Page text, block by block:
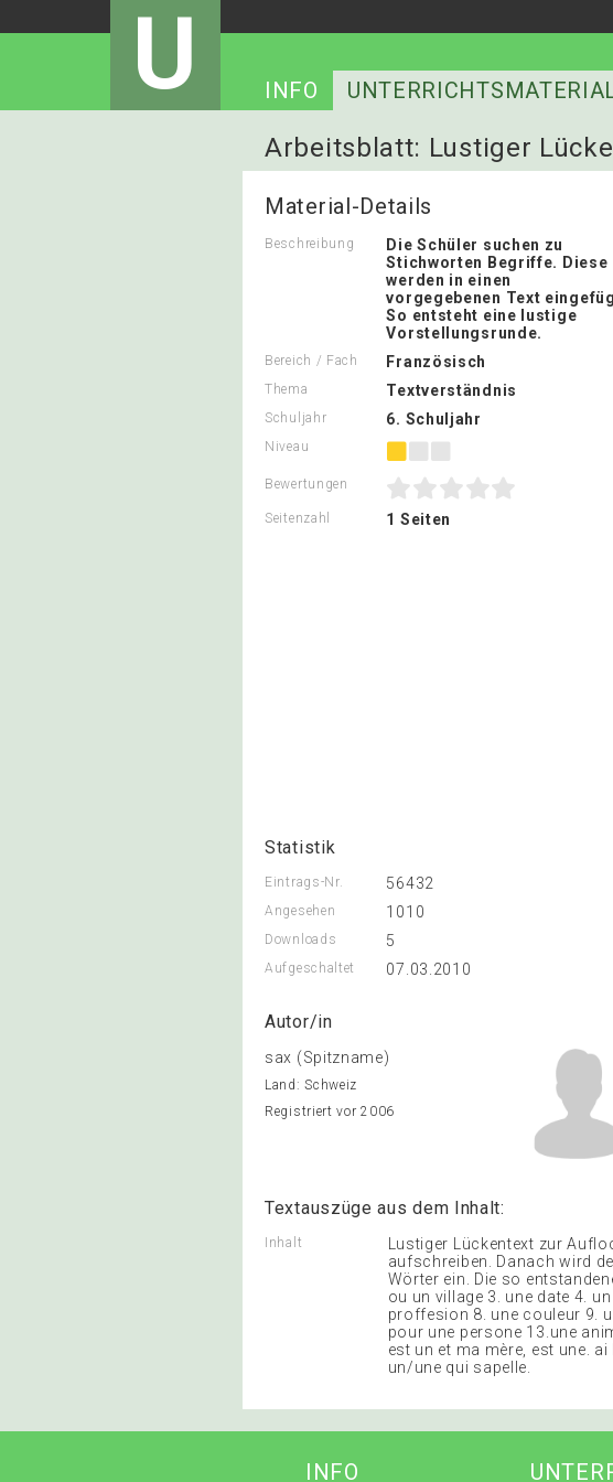
U INFO
Arbeitsblatt: Lustiger
Material-Details
Beschreibung
Die Schüler suchen zu
Stichworten Begriffe. Diese
werden in einen
vorgegebenen Text
So entsteht eine lustige
Vorstellungsrunde.
Bereich / Fach Französisch
Thema Textverständnis
Schuljahr 6. Schuljahr
Niveau
Bewertungen
Seitenzahl 1 Seiten
Statistik
Eintrags-Nr. 56432
Angesehen 1010
Downloads 5
Aufgeschaltet 07.03.2010
Autor/in
sax (Spitzname)
Land: Schweiz
Registriert vor 2006
Textauszüge aus dem Inhalt:
Inhalt
Lustiger Lückentext zur
aufschreiben. Danach wird
Wörter ein. Die so
ou un village 3. une date 4.
proffesion 8. une couleur 9.
pour une persone 13.une
est un et ma mère, est une.
un/une qui sapelle.
INFO